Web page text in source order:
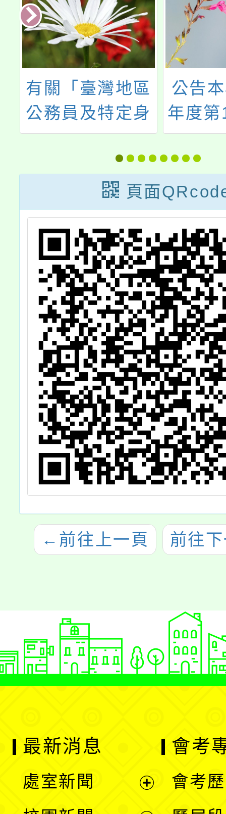
有關「臺灣地區
公務員及特定身
分人員進入大陸
地區作業規定」
部分規定，業經
內政部113年5月
15日台內移字第
11309334541號
令修正發布一案
公告
年度
次本
援工
頁面
← 前往上一頁 前往
最新消息
處室新聞
會考
會考